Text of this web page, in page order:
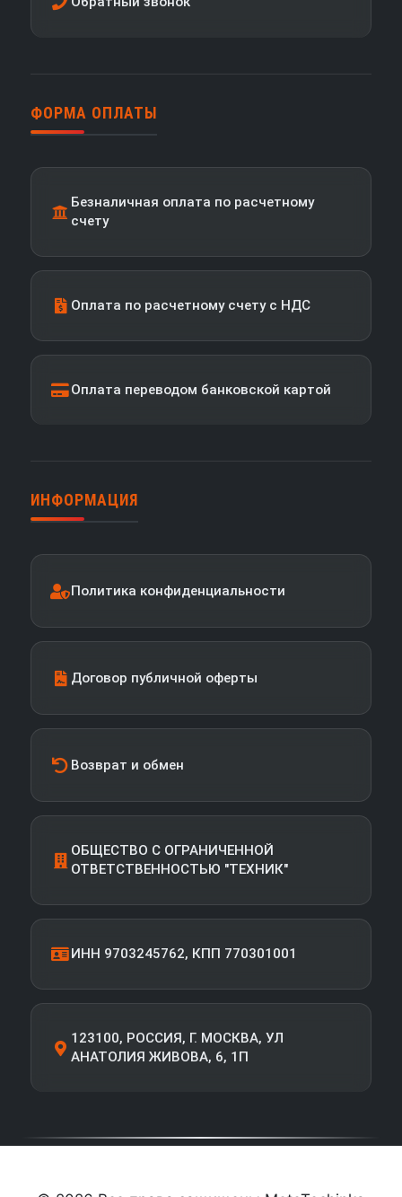
ФОРМА ОПЛАТЫ
Безналичная оплата по расчетному
счету
Оплата по расчетному счету с НДС
Оплата переводом банковской картой
ИНФОРМАЦИЯ
Политика конфиденциальности
Договор публичной оферты
Возврат и обмен
ОБЩЕСТВО С ОГРАНИЧЕННОЙ
ОТВЕТСТВЕННОСТЬЮ "ТЕХНИК"
ИНН 9703245762, КПП 770301001
123100, РОССИЯ, Г. МОСКВА, УЛ
АНАТОЛИЯ ЖИВОВА, 6, 1П